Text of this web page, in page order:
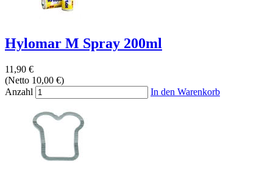
Hylomar M Spray 200ml
11,90 €
(Netto 10,00 €)
Anzahl
In den Warenkorb